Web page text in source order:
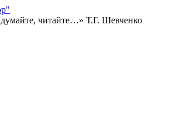
думайте, читайте…» Т.Г. Шевченко